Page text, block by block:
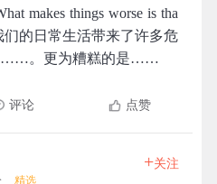
makes things worse is tha
的日常生活带来了许多危
……。更为糟糕的是……
评论 点赞
精选
+关注